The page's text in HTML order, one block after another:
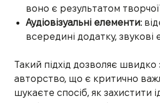
воно є результатом творчої
Аудіовізуальні елементи:
всередині додатку, звукові
Такий підхід дозволяє швидко
авторство, що є критично
шукаєте спосіб, як захистити